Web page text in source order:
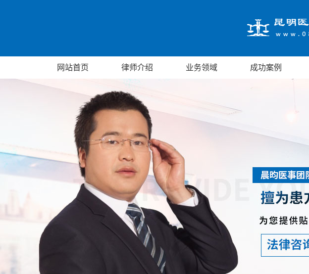
网站首页 律师介绍 业务领域 成功案例